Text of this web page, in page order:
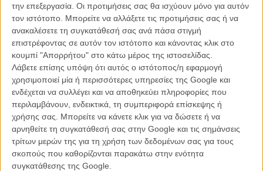
την επεξεργασία. Οι προτιμήσεις σας θα ισχύουν μόνο για αυτόν
τον ιστότοπο. Μπορείτε να αλλάξετε τις προτιμήσεις σας ή να
ανακαλέσετε τη συγκατάθεσή σας ανά πάσα στιγμή
επιστρέφοντας σε αυτόν τον ιστότοπο και κάνοντας κλικ στο
κουμπί "Απορρήτου" στο κάτω μέρος της ιστοσελίδας.
Λάβετε επίσης υπόψη ότι αυτός ο ιστότοπος/η εφαρμογή
χρησιμοποιεί μία ή περισσότερες υπηρεσίες της Google και
ενδέχεται να συλλέγει και να αποθηκεύει πληροφορίες που
περιλαμβάνουν, ενδεικτικά, τη συμπεριφορά επίσκεψης ή
χρήσης σας. Μπορείτε να κάνετε κλικ για να δώσετε ή να
αρνηθείτε τη συγκατάθεσή σας στην Google και τις σημάνσεις
τρίτων μερών της για τη χρήση των δεδομένων σας για τους
σκοπούς που καθορίζονται παρακάτω στην ενότητα
συγκατάθεσης της Google.
Βιμ Βέντερς
Συνέντευξη
Η επιτυχία είναι υπερτιμημένη. Δεν σε κάνει
καλύτερο, δεν σε πάει πουθενά η επιτυχία. Είναι
απλώς ένα ωραίο, ανεβαστικό, επιφανειακό
συναίσθημα.»
CONNECT